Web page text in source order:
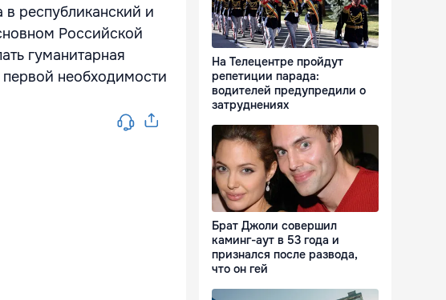
в республиканский и
Российской
гуманитарная
необходимости
На Телецентре пройдут
репетиции парада:
водителей предупредили о
затруднениях
Брат Джоли совершил
каминг-аут в 53 года и
признался после развода,
что он гей